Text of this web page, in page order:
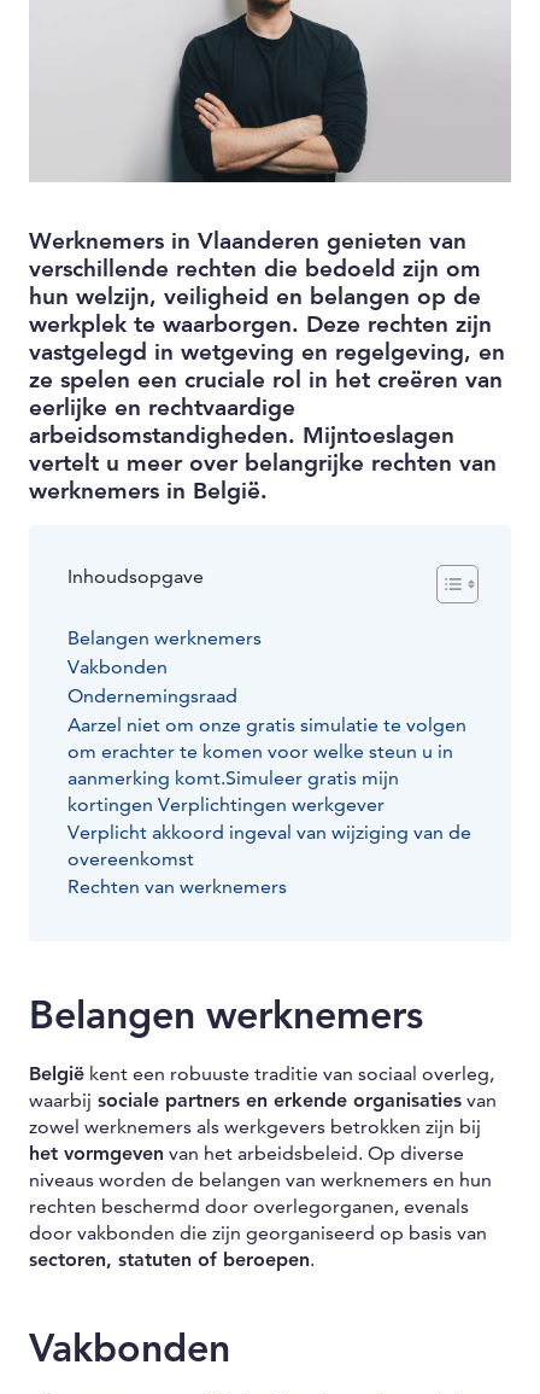
Werknemers in Vlaanderen genieten van
verschillende rechten die bedoeld zijn om
hun welzijn, veiligheid en belangen op de
werkplek te waarborgen. Deze rechten zijn
vastgelegd in wetgeving en regelgeving, en
ze spelen een cruciale rol in het creëren van
eerlijke en rechtvaardige
arbeidsomstandigheden. Mijntoeslagen
vertelt u meer over belangrijke rechten van
werknemers in België.
Inhoudsopgave
Belangen werknemers
Vakbonden
Ondernemingsraad
Aarzel niet om onze gratis simulatie te volgen
om erachter te komen voor welke steun u in
aanmerking komt.Simuleer gratis mijn
kortingen Verplichtingen werkgever
Verplicht akkoord ingeval van wijziging van de
overeenkomst
Rechten van werknemers
Belangen werknemers
België kent een robuuste traditie van sociaal overleg,
waarbij sociale partners en erkende organisaties van
zowel werknemers als werkgevers betrokken zijn bij
het vormgeven van het arbeidsbeleid. Op diverse
niveaus worden de belangen van werknemers en hun
rechten beschermd door overlegorganen, evenals
door vakbonden die zijn georganiseerd op basis van
sectoren, statuten of beroepen.
Vakbonden